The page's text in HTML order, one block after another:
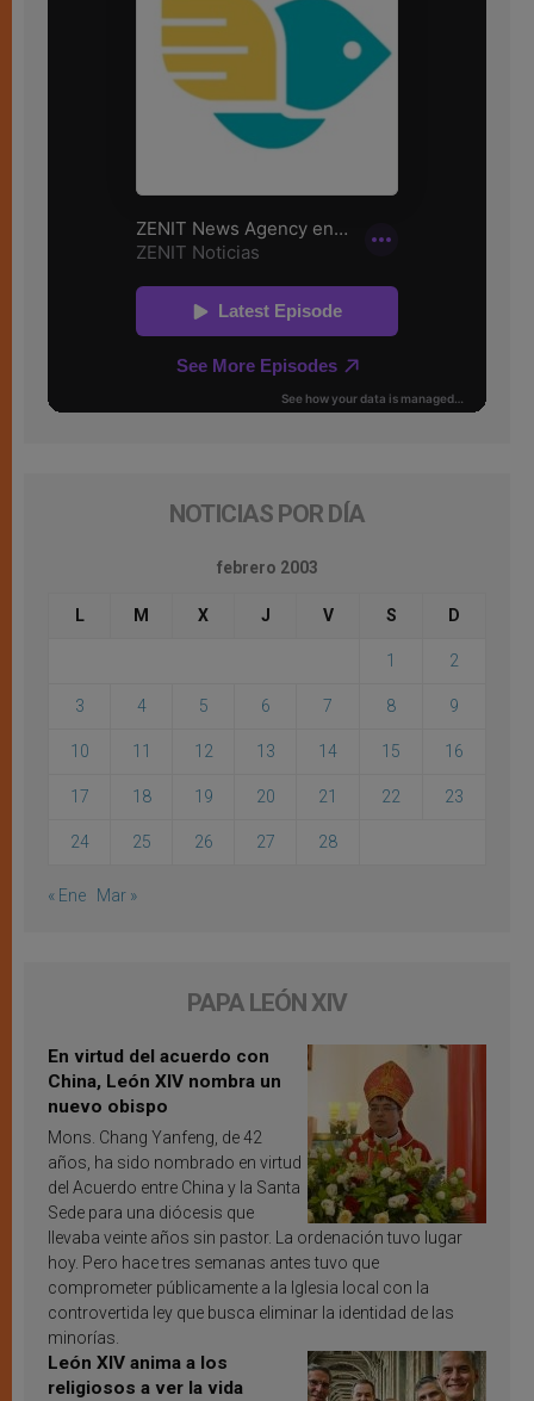
NOTICIAS POR DÍA
febrero 2003
L M X J V S D
1 2
3 4 5 6 7 8 9
10 11 12 13 14 15 16
17 18 19 20 21 22 23
24 25 26 27 28
« Ene Mar »
PAPA LEÓN XIV
En virtud del acuerdo con
China, León XIV nombra un
nuevo obispo
Mons. Chang Yanfeng, de 42
años, ha sido nombrado en virtud
del Acuerdo entre China y la Santa
Sede para una diócesis que
llevaba veinte años sin pastor. La ordenación tuvo lugar
hoy. Pero hace tres semanas antes tuvo que
comprometer públicamente a la Iglesia local con la
controvertida ley que busca eliminar la identidad de las
minorías.
León XIV anima a los
religiosos a ver la vida